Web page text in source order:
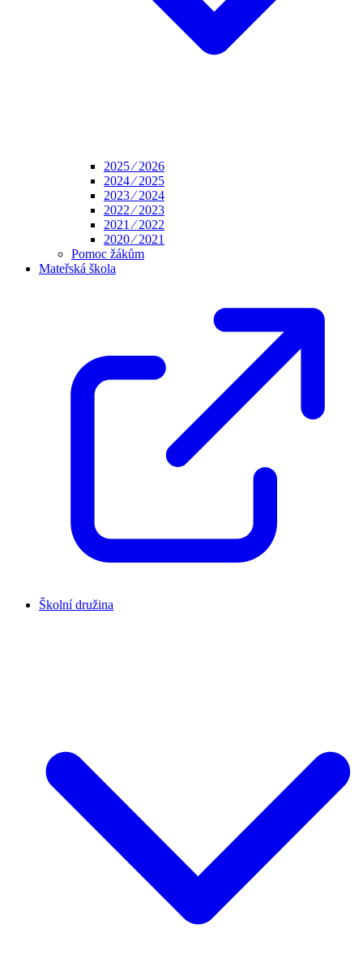
2025 ⁄ 2026
2024 ⁄ 2025
2023 ⁄ 2024
2022 ⁄ 2023
2021 ⁄ 2022
2020 ⁄ 2021
Pomoc žákům
Mateřská škola
Školní družina